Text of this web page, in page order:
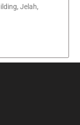
Jelah,